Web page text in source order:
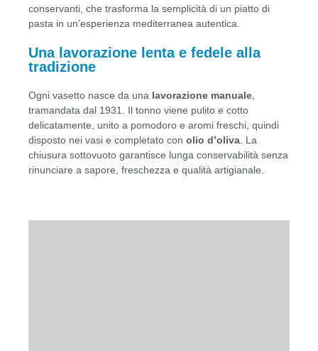
conservanti, che trasforma la semplicità di un piatto di
pasta in un’esperienza mediterranea autentica.
Una lavorazione lenta e fedele alla
tradizione
Ogni vasetto nasce da una lavorazione manuale
tramandata dal 1931. Il tonno viene pulito e cotto
delicatamente, unito a pomodoro e aromi freschi, quindi
disposto nei vasi e completato con olio d’oliva . La
chiusura sottovuoto garantisce lunga conservabilità senza
rinunciare a sapore, freschezza e qualità artigianale.